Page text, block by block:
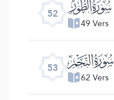
52 ﯡ
49 Vers
53 ﯢ
62 Vers